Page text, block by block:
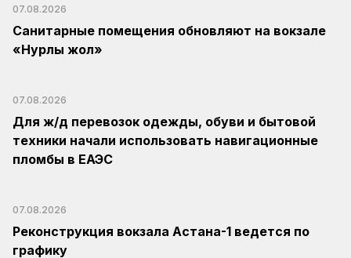
07.08.2026
Санитарные помещения обновляют на вокзале
«Нурлы жол»
07.08.2026
Для ж/д перевозок одежды, обуви и бытовой
техники начали использовать навигационные
пломбы в ЕАЭС
07.08.2026
Реконструкция вокзала Астана-1 ведется по
графику